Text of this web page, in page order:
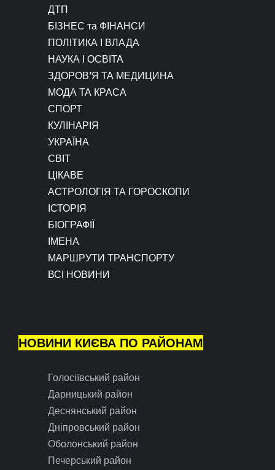
ДТП
БІЗНЕС та ФІНАНСИ
ПОЛІТИКА І ВЛАДА
НАУКА І ОСВІТА
ЗДОРОВ’Я ТА МЕДИЦИНА
МОДА ТА КРАСА
СПОРТ
КУЛІНАРІЯ
УКРАЇНА
СВІТ
ЦІКАВЕ
АСТРОЛОГІЯ ТА ГОРОСКОПИ
ІСТОРІЯ
БІОГРАФІЇ
ІМЕНА
МАРШРУТИ ТРАНСПОРТУ
ВСІ НОВИНИ
НОВИНИ КИЄВА ПО РАЙОНАМ
Голосіївський район
Дарницький район
Деснянський район
Дніпровський район
Оболонський район
Печерський район